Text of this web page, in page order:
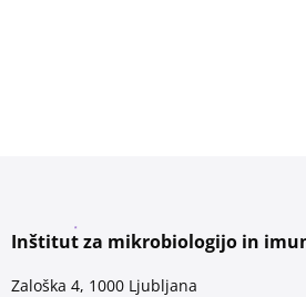
Inštitut za mikrobiologijo in
Zaloška 4, 1000 Ljubljana